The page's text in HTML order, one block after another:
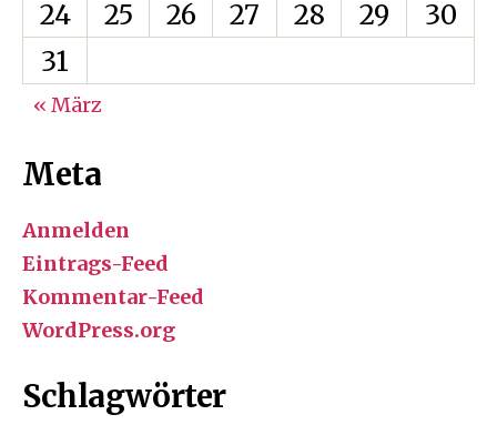
24
25 26 27 28 29
30
31
« März
Meta
Anmelden
Eintrags-Feed
Kommentar-Feed
WordPress.org
Schlagwörter